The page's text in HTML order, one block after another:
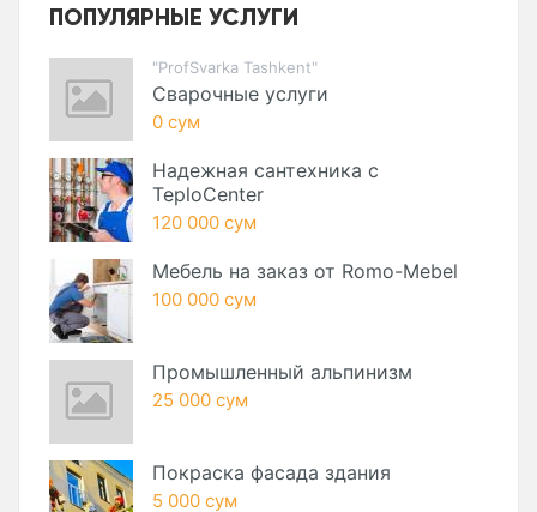
ПОПУЛЯРНЫЕ УСЛУГИ
"ProfSvarka Tashkent"
Сварочные услуги
0 сум
Надежная сантехника с
TeploCenter
120 000 сум
Мебель на заказ от Romo-Mebel
100 000 сум
Промышленный альпинизм
25 000 сум
Покраска фасада здания
5 000 сум